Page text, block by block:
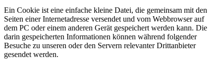
Ein Cookie ist eine einfache kleine Datei, die gemeinsam mit den
Seiten einer Internetadresse versendet und vom Webbrowser auf
dem PC oder einem anderen Gerät gespeichert werden kann. Die
darin gespeicherten Informationen können während folgender
Besuche zu unseren oder den Servern relevanter Drittanbieter
gesendet werden.